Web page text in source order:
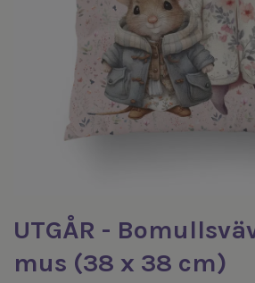
UTGÅR -
mus (38 x 38 cm)